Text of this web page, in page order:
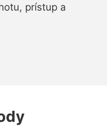
prístup a